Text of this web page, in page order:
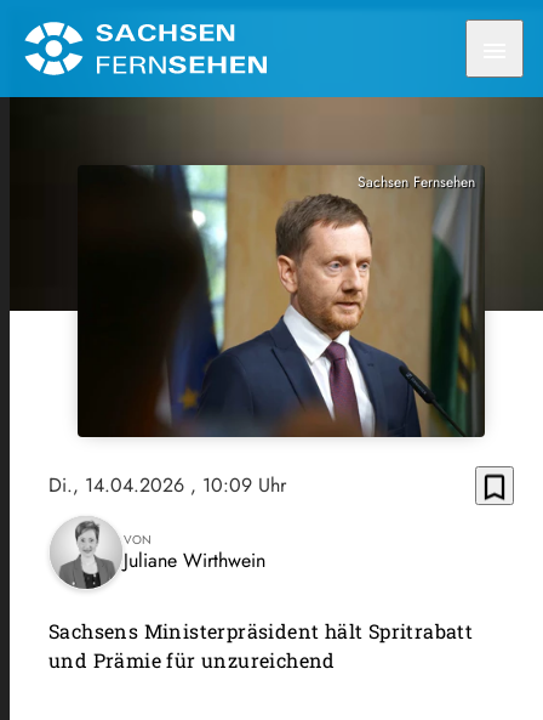
Sachsen Fernsehen
Di., 14.04.2026 , 10:09 Uhr bookmark_border
VON
Juliane Wirthwein
Sachsens Ministerpräsident hält Spritrabatt
und Prämie für unzureichend